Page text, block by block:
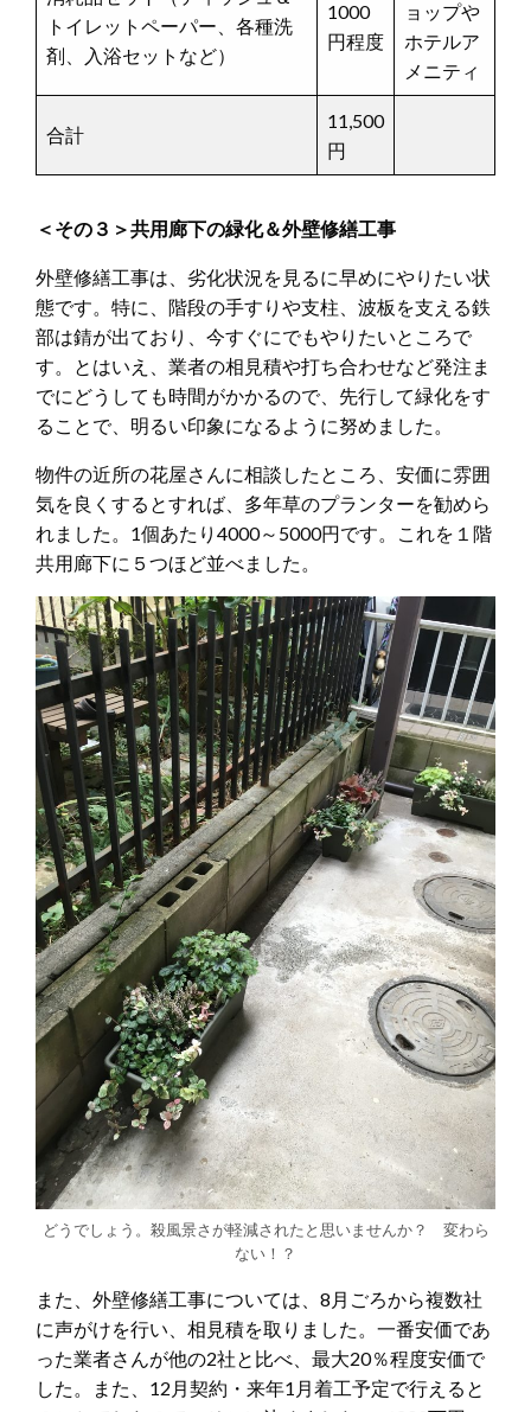
トイレットペーパー、各種洗
剤、入浴セットなど）
1000
円程度
ョップや
ホテルア
メニティ
合計
11,500
円
＜その３＞共用廊下の緑化＆外壁修繕工事
外壁修繕工事は、劣化状況を見るに早めにやりたい状
態です。特に、階段の手すりや支柱、波板を支える鉄
部は錆が出ており、今すぐにでもやりたいところで
す。とはいえ、業者の相見積や打ち合わせなど発注ま
でにどうしても時間がかかるので、先行して緑化をす
ることで、明るい印象になるように努めました。
物件の近所の花屋さんに相談したところ、安価に雰囲
気を良くするとすれば、多年草のプランターを勧めら
れました。1個あたり4000～5000円です。これを１階
共用廊下に５つほど並べました。
どうでしょう。殺風景さが軽減されたと思いませんか？ 変わら
ない！？
また、外壁修繕工事については、8月ごろから複数社
に声がけを行い、相見積を取りました。一番安価であ
った業者さんが他の2社と比べ、最大20％程度安価で
した。また、12月契約・来年1月着工予定で行えると